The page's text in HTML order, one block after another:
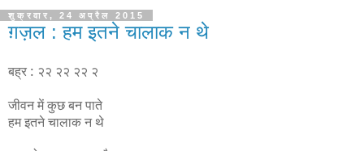
शुक्रवार, 24 अप्रैल 2015
ग़ज़ल : हम इतने चालाक न थे
बह्र : २२ २२ २२ २
जीवन में कुछ बन पाते
हम इतने चालाक न थे